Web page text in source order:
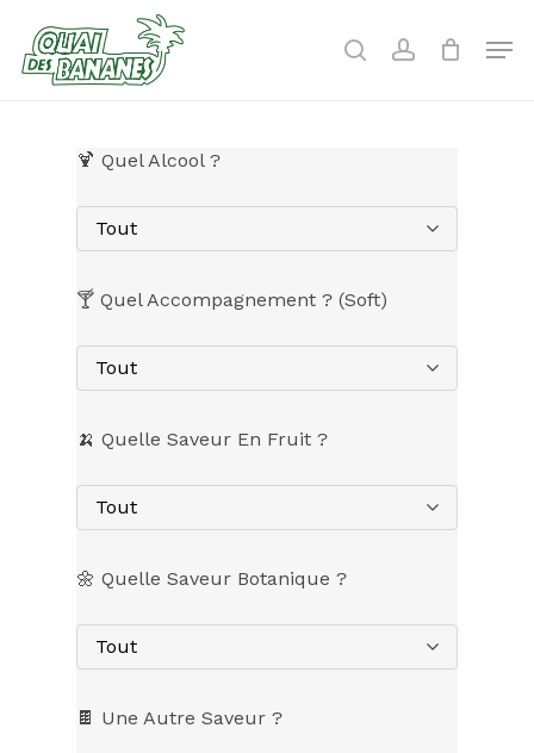
main
content
searchaccount
🍹 Quel Alcool ?
Tout
🍸 Quel Accompagnement ? (Soft)
Tout
🍌 Quelle Saveur En Fruit ?
Tout
🌼 Quelle Saveur Botanique ?
Tout
🍫 Une Autre Saveur ?